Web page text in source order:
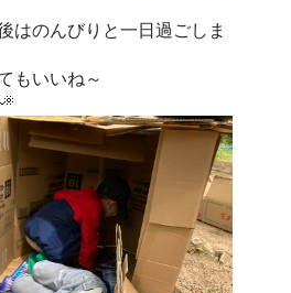
はのんびりと一日過ごしま
もいいね～